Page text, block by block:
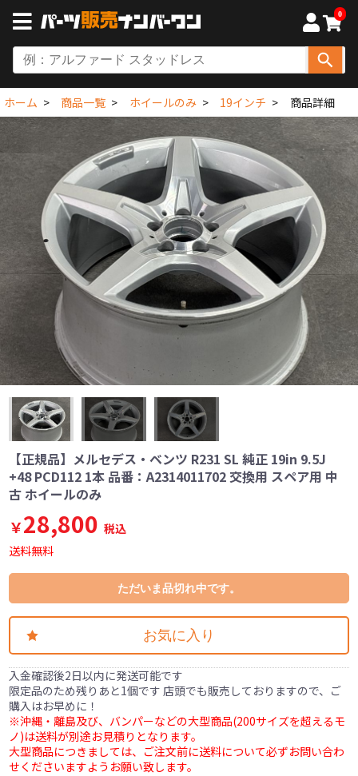
0
ホーム 商品一覧 ホイールのみ 19インチ 商品詳細
【正規品】メルセデス・ベンツ R231 SL 純正 19in 9.5J
+48 PCD112 1本 品番：A2314011702 交換用 スペア用 中
古 ホイールのみ
￥28,800 税込
送料無料
ただいま品切れ中です。
お気に入り
入金確認後2日以内に発送可能です
限定品のため残りあと1個です 店頭でも販売しておりますので、ご
購入はお早めに！
※沖縄・離島及び、バンパーなどの大型商品(200サイズを超えるモ
ノ)は送料が別途お見積りとなります。
大型商品につきましては、ご注文前に送料について必ずお問い合わ
せくださいますようお願い致します。